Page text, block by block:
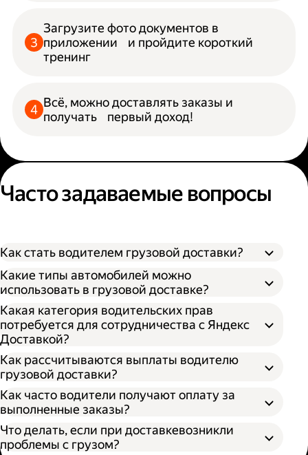
Загрузите фото документов в
приложении и пройдите короткий
тренинг
Всё, можно доставлять заказы и
получать первый доход!
Часто задаваемые вопросы
Как стать водителем грузовой доставки?
Какие типы автомобилей можно
использовать в грузовой доставке?
S — от 170 × 100 × 90 см
M — от 260 × 130 × 150 см
L — от 380 × 180 × 180 см
XL — от 400 × 190 × 200 см
Какая категория водительских прав
потребуется для сотрудничества с Яндекс
Доставкой?
Как рассчитываются выплаты водителю
грузовой доставки?
Как часто водители получают оплату за
выполненные заказы?
Что делать, если при доставкевозникли
проблемы с грузом?